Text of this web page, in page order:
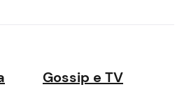
Gossip e TV